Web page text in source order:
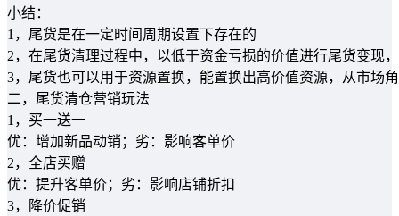
小结：
1，尾货是在一定时间周期设置下存在的
2，在尾货清理过程中，以低于资金亏损的价值进行尾货变现
3，尾货也可以用于资源置换，能置换出高价值资源，从市场
二，尾货清仓营销玩法
1，买一送一
优：增加新品动销；劣：影响客单价
2，全店买赠
优：提升客单价；劣：影响店铺折扣
3，降价促销